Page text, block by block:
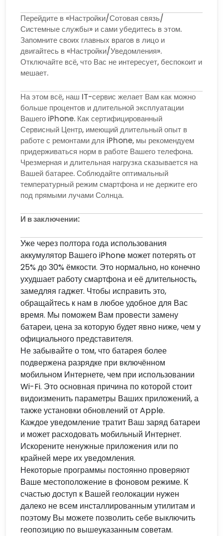
Перейдите в «Настройки/Сотовая связь/
Системные службы» и сами убедитесь в этом.
Запомните своих главных врагов в лицо и
двигайтесь в «Настройки/Уведомления».
Отключайте всё, что Вас не интересует, беспокоит и
мешает.
На этом всё, наш IT-сервис желает Вам как можно
больше процентов и длительной эксплуатации
Вашего iPhone. Как сертифицированный
Сервисный Центр, имеющий длительный опыт в
работе с ремонтами для iPhone, мы рекомендуем
придерживаться норм в работе Вашего телефона.
Чрезмерная и длительная нагрузка сказывается на
Вашей батарее. Соблюдайте оптимальный
температурный режим смартфона и не держите его
под прямыми лучами Солнца.
И в заключении:
Уже через полтора года использования
аккумулятор Вашего iPhone может потерять от
25% до 30% ёмкости. Это нормально, но конечно
ухудшает работу смартфона и её длительность,
замедляя гаджет. Чтобы исправить это,
обращайтесь к нам в любое удобное для Вас
время. Мы поможем Вам провести замену
батареи, цена за которую будет явно ниже, чем у
официального представителя.
Не забывайте о том, что батарея более
подвержена разрядке при включённом
мобильном Интернете, чем при использовании
Wi-Fi. Это основная причина по которой стоит
видоизменить параметры Ваших приложений, а
также установки обновлений от Apple.
Каждое уведомление тратит Ваш заряд батареи
и может расходовать мобильный Интернет.
Искорените ненужные приложения или по
крайней мере их уведомления.
Некоторые программы постоянно проверяют
Ваше местоположение в фоновом режиме. К
счастью доступ к Вашей геолокации нужен
далеко не всем инсталлированным утилитам и
поэтому Вы можете позволить себе выключить
геопозицию по вышеуказанным советам.